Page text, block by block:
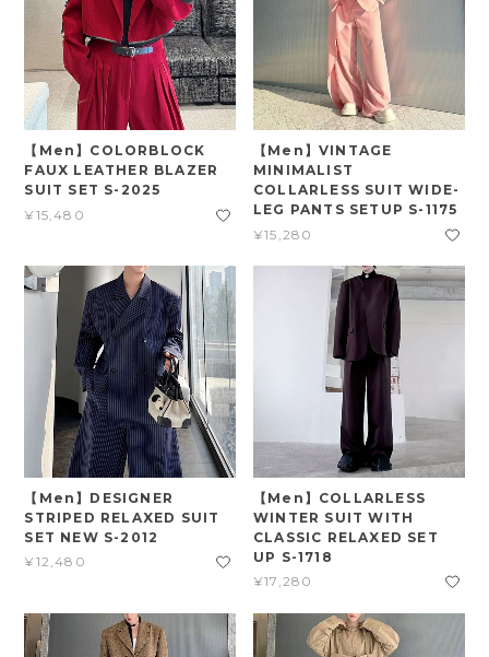
【Men】COLORBLOCK
FAUX LEATHER BLAZER
SUIT SET S-2025
¥15,480
【Men】VINTAGE
MINIMALIST
COLLARLESS SUIT WIDE-
LEG PANTS SETUP S-1175
¥15,280
【Men】DESIGNER
STRIPED RELAXED SUIT
SET NEW S-2012
¥12,480
【Men】COLLARLESS
WINTER SUIT WITH
CLASSIC RELAXED SET
UP S-1718
¥17,280